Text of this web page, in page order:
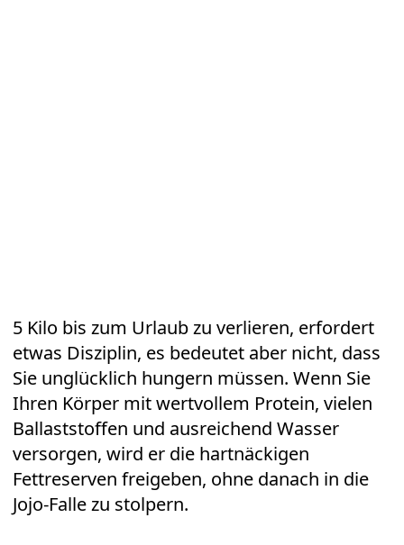
5 Kilo bis zum Urlaub zu verlieren, erfordert
etwas Disziplin, es bedeutet aber nicht, dass
Sie unglücklich hungern müssen. Wenn Sie
Ihren Körper mit wertvollem Protein, vielen
Ballaststoffen und ausreichend Wasser
versorgen, wird er die hartnäckigen
Fettreserven freigeben, ohne danach in die
Jojo-Falle zu stolpern.